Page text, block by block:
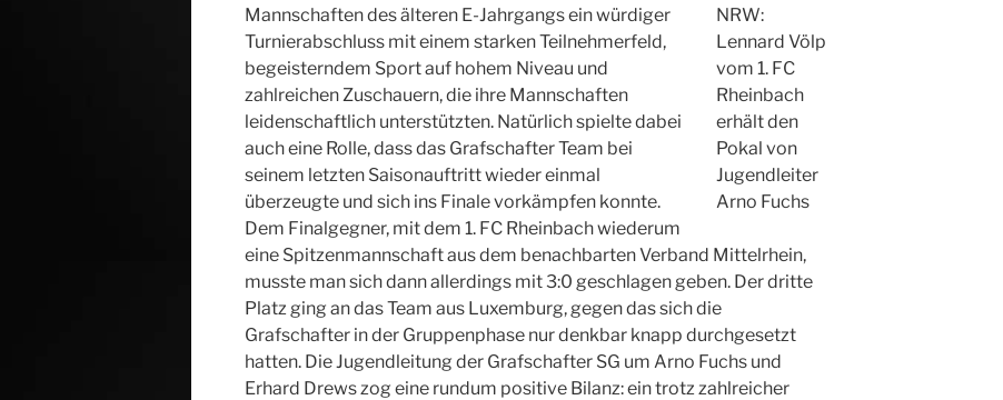
NRW:
Lennard Völp
vom 1. FC
Rheinbach
erhält den
Pokal von
Jugendleiter
Arno Fuchs
Mannschaften des älteren E-Jahrgangs ein würdiger
Turnierabschluss mit einem starken Teilnehmerfeld,
begeisterndem Sport auf hohem Niveau und
zahlreichen Zuschauern, die ihre Mannschaften
leidenschaftlich unterstützten. Natürlich spielte dabei
auch eine Rolle, dass das Grafschafter Team bei
seinem letzten Saisonauftritt wieder einmal
überzeugte und sich ins Finale vorkämpfen konnte.
Dem Finalgegner, mit dem 1. FC Rheinbach wiederum
eine Spitzenmannschaft aus dem benachbarten Verband Mittelrhein,
musste man sich dann allerdings mit 3:0 geschlagen geben. Der dritte
Platz ging an das Team aus Luxemburg, gegen das sich die
Grafschafter in der Gruppenphase nur denkbar knapp durchgesetzt
hatten. Die Jugendleitung der Grafschafter SG um Arno Fuchs und
Erhard Drews zog eine rundum positive Bilanz: ein trotz zahlreicher